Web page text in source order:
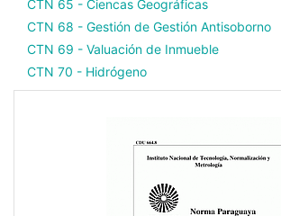
CTN 65 - Ciencas Geográficas
CTN 68 - Gestión de Gestión Antisoborno
CTN 69 - Valuación de Inmueble
CTN 70 - Hidrógeno